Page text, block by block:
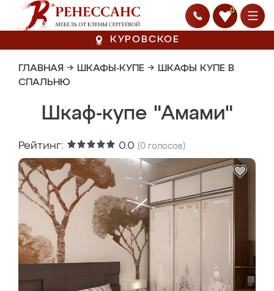
0
КУРОВСКОЕ
ГЛАВНАЯ → ШКАФЫ-КУПЕ → ШКАФЫ КУПЕ В
СПАЛЬНЮ
Шкаф-купе "Амами"
Рейтинг: 0.0 (0 голосов)